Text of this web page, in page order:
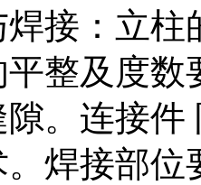
接：立
整及度
。连接
。焊接部